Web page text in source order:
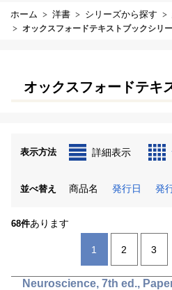
ホーム 洋書 シリーズから探す
オックスフォードテキストブックシリ
オックスフォードテキ
表示方法 詳細表示
並べ替え 商品名 発行日 発
68件あります
1 2 3
Neuroscience, 7th ed.,